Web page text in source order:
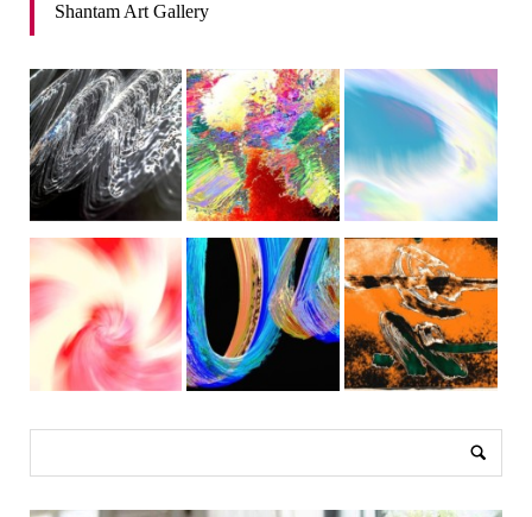
Shantam Art Gallery